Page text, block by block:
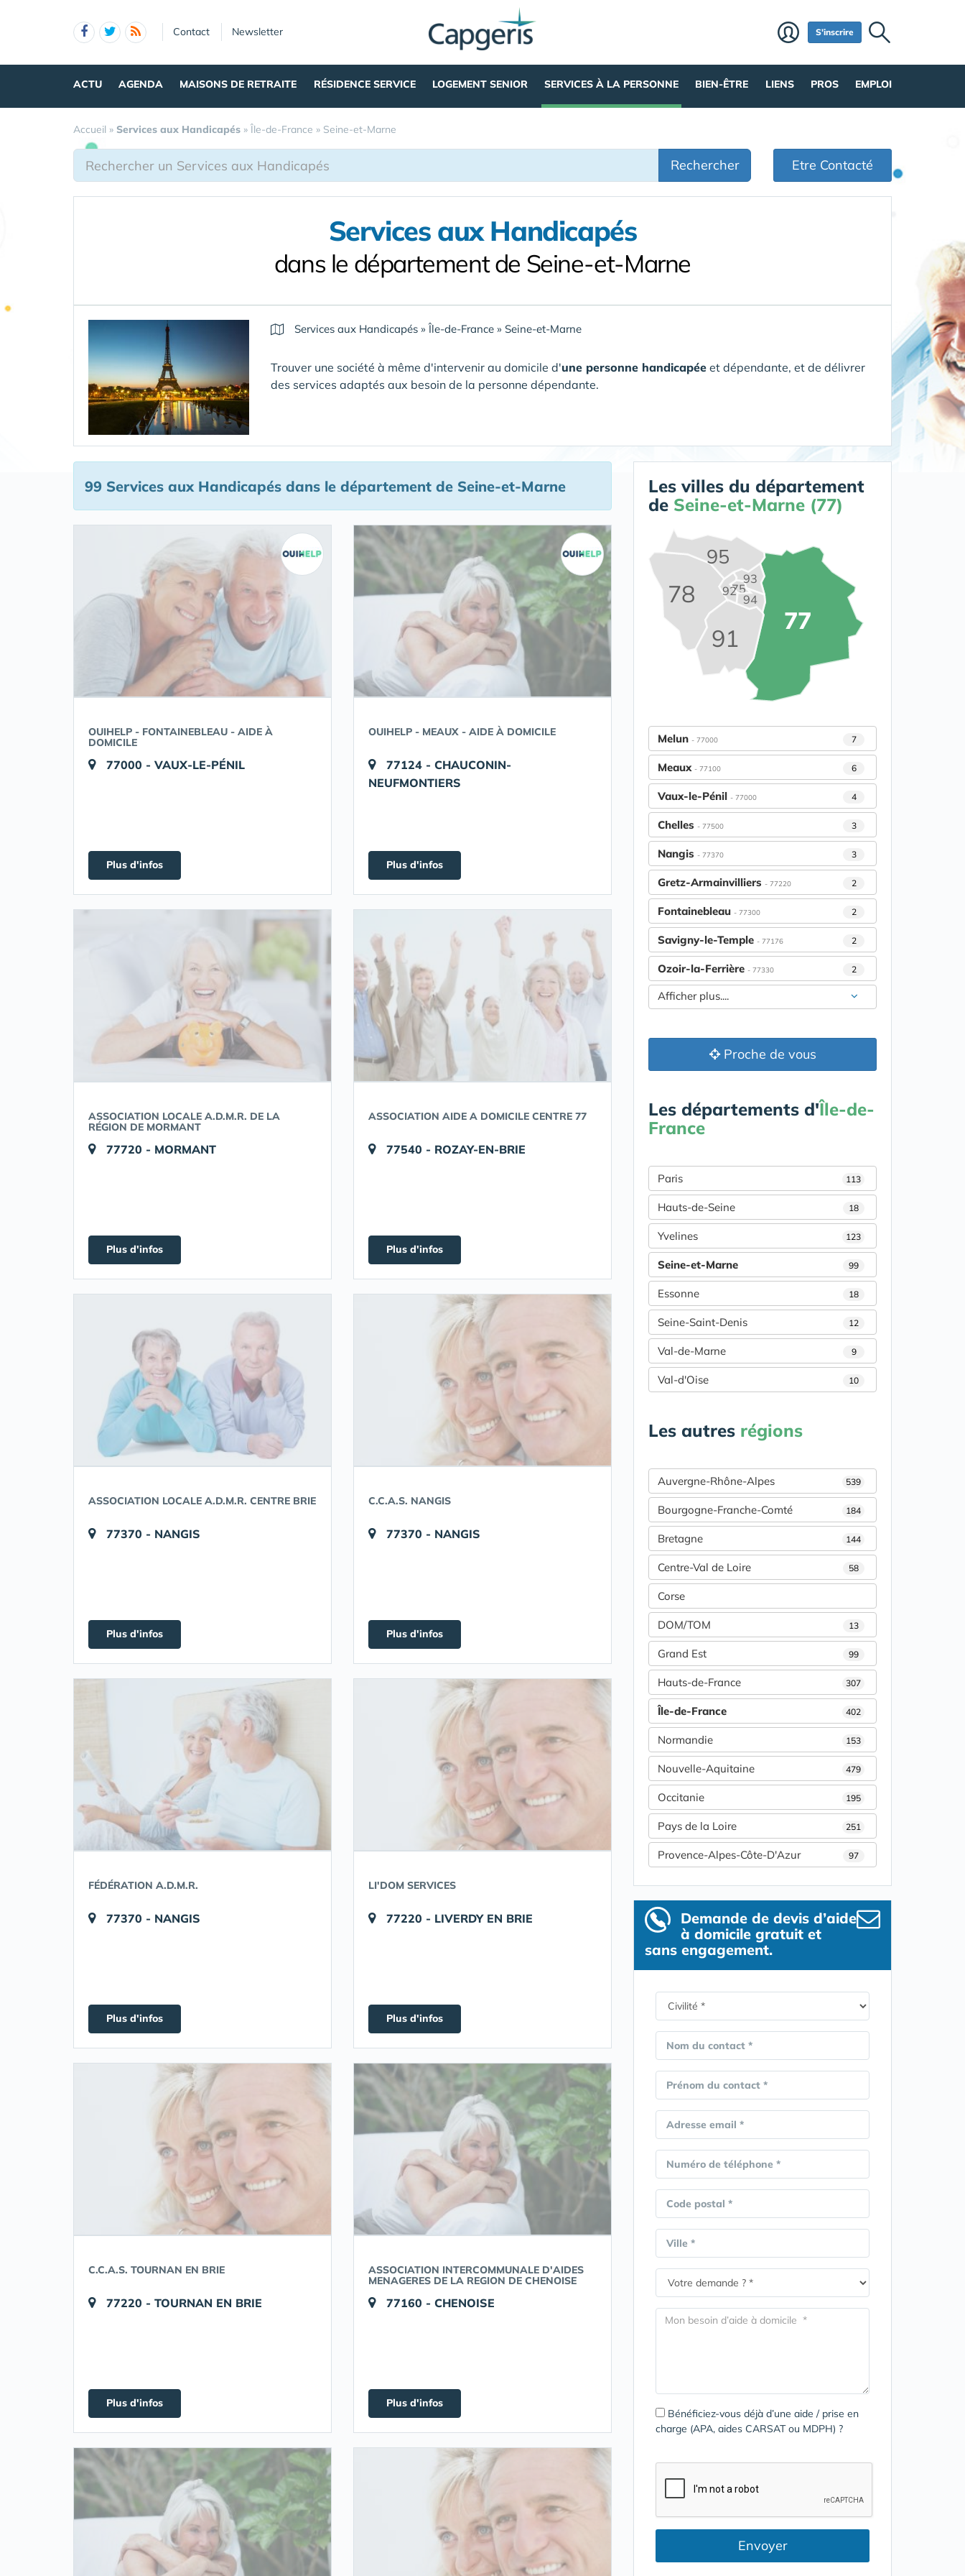
Contact Newsletter S'inscrire
ACTU AGENDA MAISONS DE RETRAITE RÉSIDENCE SERVICE LOGEMENT SENIOR SERVICES À LA PERSONNE BIEN-ÊTRE LIENS PROS EMPLOI
Accueil » Services aux Handicapés » Île-de-France » Seine-et-Marne
Rechercher Etre Contacté
Services aux Handicapés
dans le département de Seine-et-Marne
Services aux Handicapés »Île-de-France » Seine-et-Marne
Trouver une société à même d'intervenir au domicile d'une personne handicapée et dépendante, et de délivrer
des services adaptés aux besoin de la personne dépendante.
99 Services aux Handicapés dans le département de Seine-et-Marne
OUIHELP - FONTAINEBLEAU - AIDE À
DOMICILE
77000 - VAUX-LE-PÉNIL
Plus d'infos
OUIHELP - MEAUX - AIDE À DOMICILE
77124 - CHAUCONIN-
NEUFMONTIERS
Plus d'infos
ASSOCIATION LOCALE A.D.M.R. DE LA
RÉGION DE MORMANT
77720 - MORMANT
Plus d'infos
ASSOCIATION AIDE A DOMICILE CENTRE 77
77540 - ROZAY-EN-BRIE
Plus d'infos
ASSOCIATION LOCALE A.D.M.R. CENTRE BRIE
77370 - NANGIS
Plus d'infos
C.C.A.S. NANGIS
77370 - NANGIS
Plus d'infos
FÉDÉRATION A.D.M.R.
77370 - NANGIS
Plus d'infos
LI'DOM SERVICES
77220 - LIVERDY EN BRIE
Plus d'infos
C.C.A.S. TOURNAN EN BRIE
77220 - TOURNAN EN BRIE
Plus d'infos
ASSOCIATION INTERCOMMUNALE D'AIDES
MENAGERES DE LA REGION DE CHENOISE
77160 - CHENOISE
Plus d'infos
Les villes du département
de Seine-et-Marne (77)
75
77
78
91
92
93
94
95
Melun - 77000 7
Meaux - 77100 6
Vaux-le-Pénil - 77000 4
Chelles - 77500 3
Nangis - 77370 3
Gretz-Armainvilliers - 77220 2
Fontainebleau - 77300 2
Savigny-le-Temple - 77176 2
Ozoir-la-Ferrière - 77330 2
Afficher plus....
Proche de vous
Les départements d'Île-de-
France
Paris 113
Hauts-de-Seine 18
Yvelines 123
Seine-et-Marne 99
Essonne 18
Seine-Saint-Denis 12
Val-de-Marne 9
Val-d'Oise 10
Les autres régions
Auvergne-Rhône-Alpes 539
Bourgogne-Franche-Comté 184
Bretagne 144
Centre-Val de Loire 58
Corse
DOM/TOM 13
Grand Est 99
Hauts-de-France 307
Île-de-France 402
Normandie 153
Nouvelle-Aquitaine 479
Occitanie 195
Pays de la Loire 251
Provence-Alpes-Côte-D'Azur 97
Demande de devis d’aide
à domicile gratuit et
sans engagement.
Nom du contact *
Prénom du contact *
Adresse email *
Numéro de téléphone *
Code postal *
Ville *
Bénéficiez-vous déjà d’une aide / prise en
charge (APA, aides CARSAT ou MDPH) ?
Envoyer